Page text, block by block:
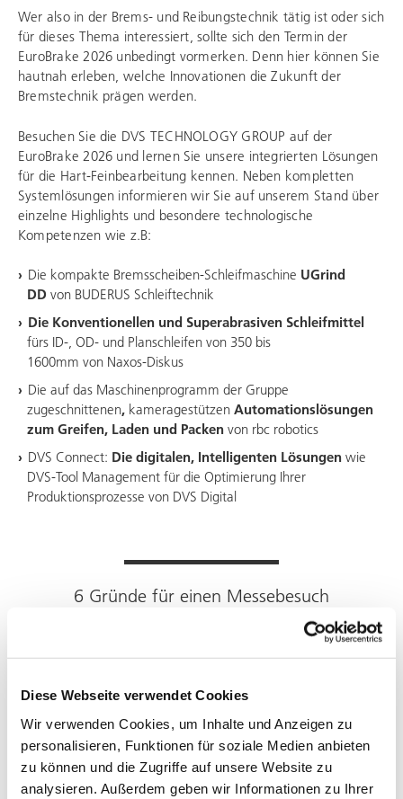
Diese Webseite verwendet Cookies
Wir verwenden Cookies, um Inhalte und Anzeigen zu
personalisieren, Funktionen für soziale Medien anbieten
zu können und die Zugriffe auf unsere Website zu
analysieren. Außerdem geben wir Informationen zu Ihrer
Wer also in der Brems- und Reibungstechnik tätig ist oder sich
für dieses Thema interessiert, sollte sich den Termin der
EuroBrake 2026 unbedingt vormerken. Denn hier können Sie
hautnah erleben, welche Innovationen die Zukunft der
Bremstechnik prägen werden.
Besuchen Sie die DVS TECHNOLOGY GROUP auf der
EuroBrake 2026 und lernen Sie unsere integrierten Lösungen
für die Hart-Feinbearbeitung kennen. Neben kompletten
Systemlösungen informieren wir Sie auf unserem Stand über
einzelne Highlights und besondere technologische
Kompetenzen wie z.B:
Die kompakte Bremsscheiben-Schleifmaschine UGrind
DD von BUDERUS Schleiftechnik
Die Konventionellen und Superabrasiven Schleifmittel
fürs ID-, OD- und Planschleifen von 350 bis
1600mm von Naxos-Diskus
Die auf das Maschinenprogramm der Gruppe
zugeschnittenen, kameragestützen Automationslösungen
zum Greifen, Laden und Packen von rbc robotics
DVS Connect: Die digitalen, Intelligenten Lösungen wie
DVS-Tool Management für die Optimierung Ihrer
Produktionsprozesse von DVS Digital
6 Gründe für einen Messebesuch
Networking
Innovationen und Technologien
Technische Diskussionen und Präsentationen